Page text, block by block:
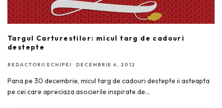
Targul Carturestilor: micul targ de cadouri
destepte
REDACTORII ECHIPEI · DECEMBRIE 6, 2012
Pana pe 30 decembrie, micul targ de cadouri destepte ii asteapta
pe cei care apreciaza asocierile inspirate de...